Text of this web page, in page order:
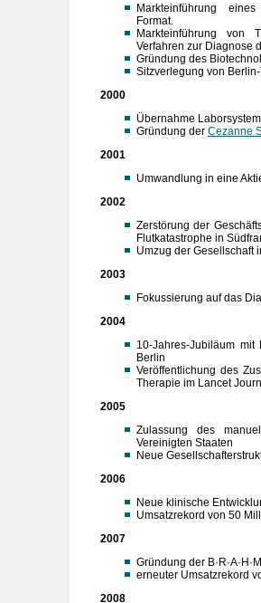
Markteinführung
Format.
Markteinführung von
Verfahren zur Diagnose
Gründung des
Sitzverlegung von
2000
Übernahme
Gründung der Cezanne
2001
Umwandlung in eine
2002
Zerstörung der
Flutkatastrophe in
Umzug der Gesellschaft
2003
Fokussierung auf das
2004
10-Jahres-Jubiläum mit
Berlin
Veröffentlichung des
Therapie im Lancet
2005
Zulassung des
Vereinigten Staaten
Neue
2006
Neue klinische
Umsatzrekord von 50
2007
Gründung der
erneuter Umsatzrekord
2008